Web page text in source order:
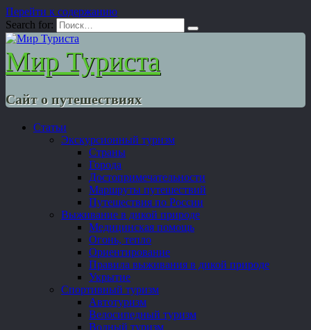
Перейти к содержанию
Search for:
Мир Туриста
Сайт о путешествиях
Статьи
Экскурсионный туризм
Страны
Города
Достопримечательности
Маршруты путешествий
Путешествия по России
Выживание в дикой природе
Медицинская помощь
Огонь, тепло
Ориентирование
Правила выживания в дикой природе
Укрытие
Спортивный туризм
Автотуризм
Велосипедный туризм
Водный туризм